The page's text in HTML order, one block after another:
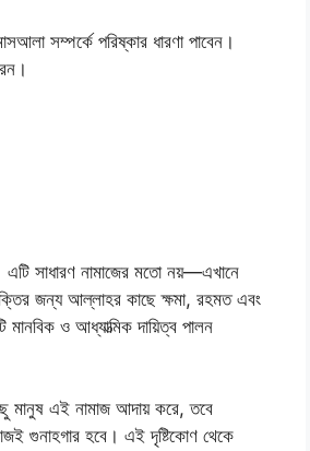
সম্পর্কে পরিষ্কার ধারণা পাবেন।
সাধারণ নামাজের মতো নয়—এখানে
জন্য আল্লাহর কাছে ক্ষমা, রহমত এবং
ও আধ্যাত্মিক দায়িত্ব পালন
মানুষ এই নামাজ আদায় করে, তবে
গুনাহগার হবে। এই দৃষ্টিকোণ থেকে